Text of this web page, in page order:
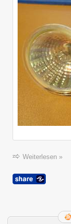
Weiterlesen »